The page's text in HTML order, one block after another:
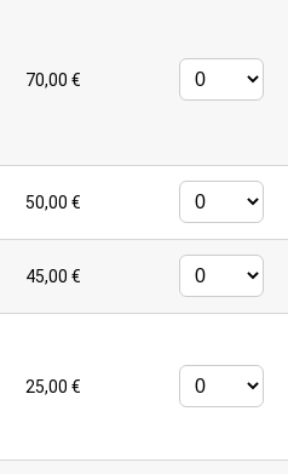
70,00 €
50,00 €
45,00 €
25,00 €